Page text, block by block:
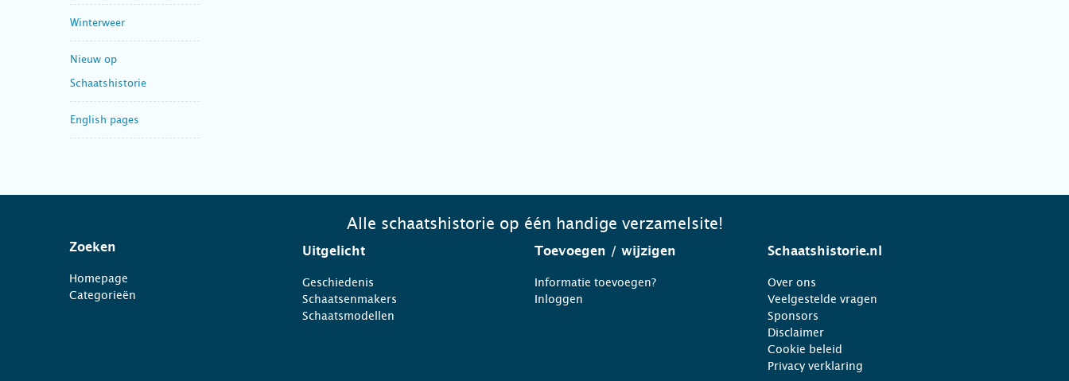
Winterweer
Nieuw op
Schaatshistorie
English pages
Alle schaatshistorie op één handige verzamelsite!
Zoeken
Homepage
Categorieën
Uitgelicht
Geschiedenis
Schaatsenmakers
Schaatsmodellen
Toevoegen / wijzigen
Informatie toevoegen?
Inloggen
Schaatshistorie.nl
Over ons
Veelgestelde vragen
Sponsors
Disclaimer
Cookie beleid
Privacy verklaring